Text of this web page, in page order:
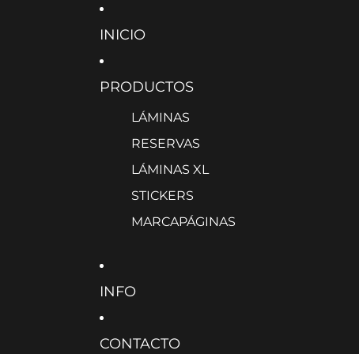
INICIO
PRODUCTOS
LÁMINAS
RESERVAS
LÁMINAS XL
STICKERS
MARCAPÁGINAS
INFO
CONTACTO